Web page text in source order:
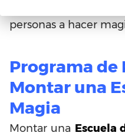
personas a hacer
Programa de
Montar una
Magia
Montar una Escuela